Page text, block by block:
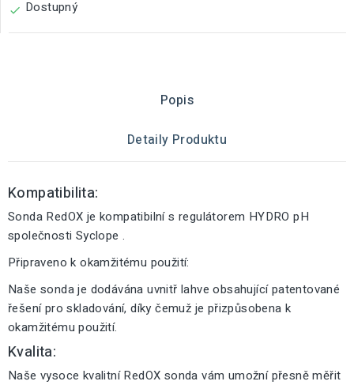
 Dostupný
Popis
Detaily Produktu
Kompatibilita:
Sonda RedOX je kompatibilní s regulátorem HYDRO pH
společnosti Syclope .
Připraveno k okamžitému použití:
Naše sonda je dodávána uvnitř lahve obsahující patentované
řešení pro skladování, díky čemuž je přizpůsobena k
okamžitému použití.
Kvalita:
Naše vysoce kvalitní RedOX sonda vám umožní přesně měřit